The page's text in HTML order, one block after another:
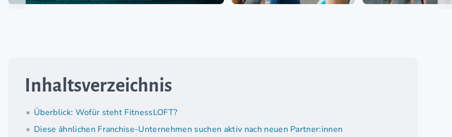
Inhaltsverzeichnis
Überblick: Wofür steht FitnessLOFT?
Diese ähnlichen Franchise-Unternehmen suchen aktiv nach neuen Partner:innen